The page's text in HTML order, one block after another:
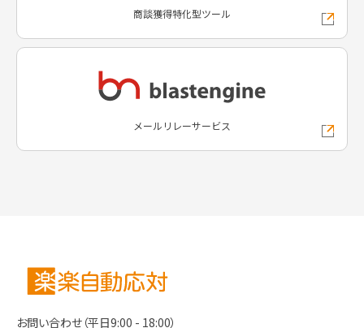
商談獲得特化型ツール
メールリレーサービス
お問い合わせ（平日9:00 - 18:00）